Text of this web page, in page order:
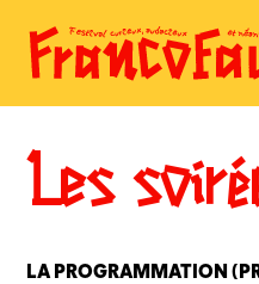
content
Les
LA PROGRAMMATION